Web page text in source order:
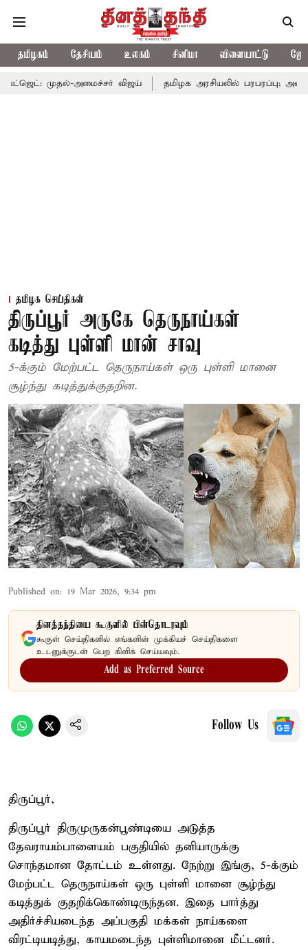
தமிழகம் தேசியம் உலகம் சினிமா விளையாட்டு
அமைச்சர் விஜய் தமிழக அரசியலில் பரபரப்பு; அமைச்சர்
தமிழக செய்திகள்
திருப்பூர் அருகே தெருநாய்கள்
கடித்து புள்ளி மான் சாவு
5-க்கும் மேற்பட்ட தெருநாய்கள் ஒரு புள்ளி மானை
சூழ்ந்து கடித்துக்குதறின.
Published on: 19 Mar 2026, 9:34 pm
தினத்தந்தியை கூகுளில் பின்தொடரவும்
கூகுள் செய்திகளில் எங்களின் முக்கியச் செய்திகளை
உடனுக்குடன் பெற கிளிக் செய்யவும்.
Add as Preferred Source
Follow Us
திருப்பூர்,
திருப்பூர் திருமுருகன்பூண்டியை அடுத்த
தேவராயம்பாளையம் பகுதியில் தனியாருக்கு
சொந்தமான தோட்டம் உள்ளது. நேற்று இங்கு, 5-க்கும்
மேற்பட்ட தெருநாய்கள் ஒரு புள்ளி மானை சூழ்ந்து
கடித்துக் குதறிக்கொண்டிருந்தன. இதை பார்த்து
அதிர்ச்சியடைந்த அப்பகுதி மக்கள் நாய்களை
விரட்டியடித்து, காயமடைந்த புள்ளிமானை மீட்டனர்.